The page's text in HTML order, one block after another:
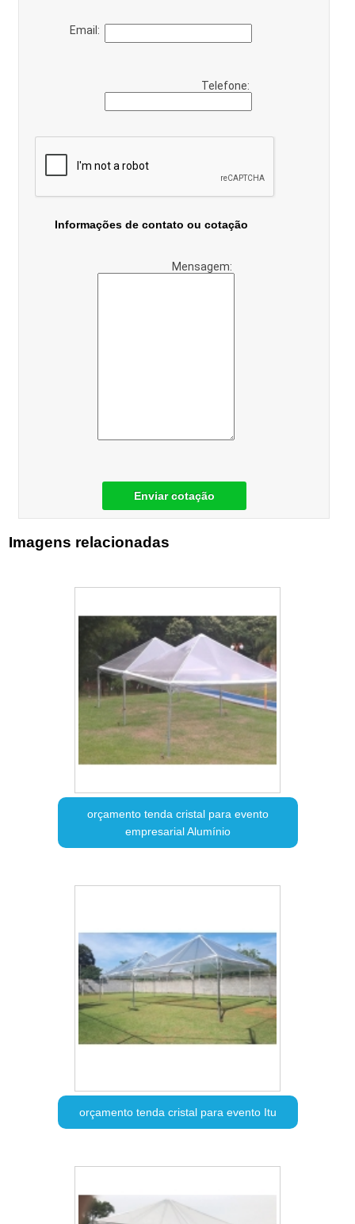
Email:
Telefone:
Informações de contato ou cotação
Mensagem:
Enviar cotação
Imagens relacionadas
orçamento tenda cristal para evento
empresarial Alumínio
orçamento tenda cristal para evento Itu